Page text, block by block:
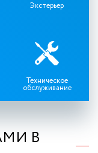
Экстерьер
Техническое
обслуживание
В